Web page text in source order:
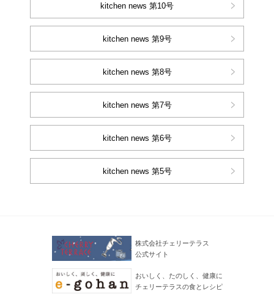
kitchen news 第10号
kitchen news 第9号
kitchen news 第8号
kitchen news 第7号
kitchen news 第6号
kitchen news 第5号
株式会社チェリーテラス
公式サイト
おいしく、たのしく、健康に
チェリーテラスの食とレシピ